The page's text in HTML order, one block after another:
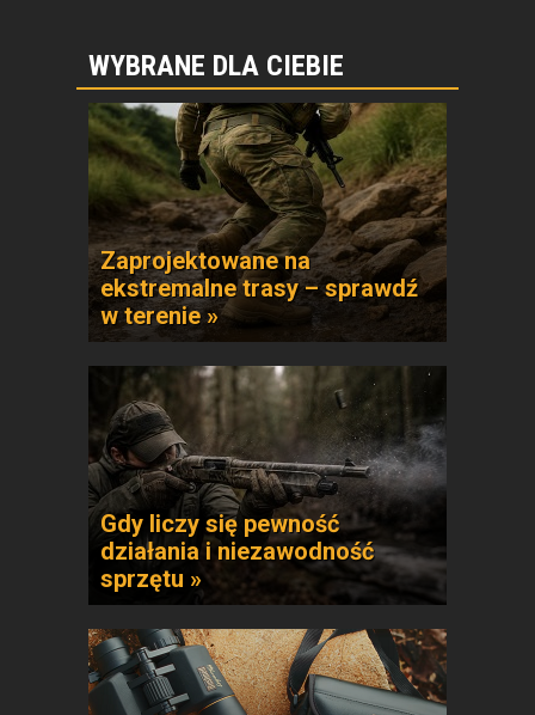
WYBRANE DLA CIEBIE
Zaprojektowane na
ekstremalne trasy – sprawdź
w terenie »
Gdy liczy się pewność
działania i niezawodność
sprzętu »